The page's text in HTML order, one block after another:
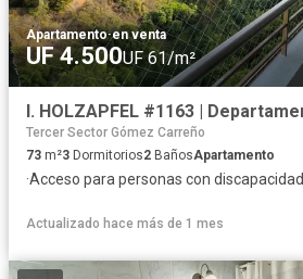
Apartamento·en venta
UF 4.500UF 61/m²
Tercer Sector Gómez Carreño
73 m²3 Dormitorios2 BañosApartamento
·Acceso para personas con discapacidad
Actualizado hace más de 1 mes